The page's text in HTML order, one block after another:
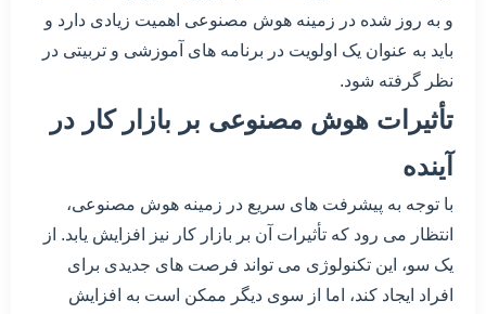
و به روز شده در زمینه هوش مصنوعی اهمیت زیادی دارد و
باید به عنوان یک اولویت در برنامه های آموزشی و تربیتی در
نظر گرفته شود.
تأثیرات هوش مصنوعی بر بازار کار در
آینده
با توجه به پیشرفت های سریع در زمینه هوش مصنوعی،
انتظار می رود که تأثیرات آن بر بازار کار نیز افزایش یابد. از
یک سو، این تکنولوژی می تواند فرصت های جدیدی برای
افراد ایجاد کند، اما از سوی دیگر ممکن است به افزایش